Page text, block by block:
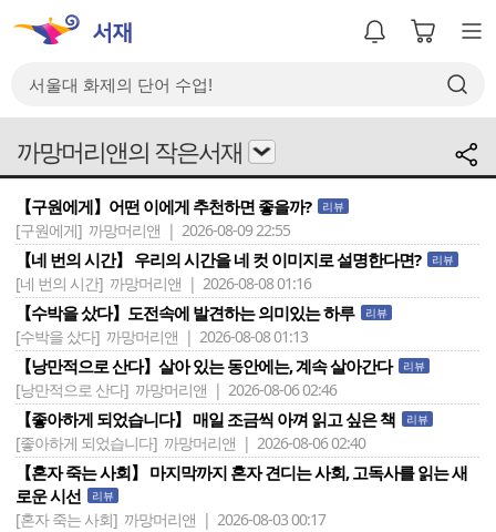
까망머리앤의 작은서재
【구원에게】어떤 이에게 추천하면 좋을까? 리뷰
[구원에게] 까망머리앤 | 2026-08-09 22:55
【네 번의 시간】 우리의 시간을 네 컷 이미지로 설명한다면? 리뷰
[네 번의 시간] 까망머리앤 | 2026-08-08 01:16
【수박을 샀다】도전속에 발견하는 의미있는 하루 리뷰
[수박을 샀다] 까망머리앤 | 2026-08-08 01:13
【낭만적으로 산다】살아 있는 동안에는, 계속 살아간다 리뷰
[낭만적으로 산다] 까망머리앤 | 2026-08-06 02:46
【좋아하게 되었습니다】 매일 조금씩 아껴 읽고 싶은 책 리뷰
[좋아하게 되었습니다] 까망머리앤 | 2026-08-06 02:40
【혼자 죽는 사회】 마지막까지 혼자 견디는 사회, 고독사를 읽는 새
로운 시선
리뷰
[혼자 죽는 사회] 까망머리앤 | 2026-08-03 00:17